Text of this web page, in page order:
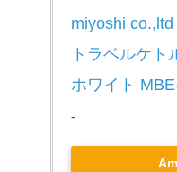
miyoshi
トラベルケト
ホワイト
-